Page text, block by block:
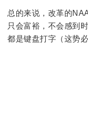
总的来说，改革的
只会富裕，不会感到
都是键盘打字（这势